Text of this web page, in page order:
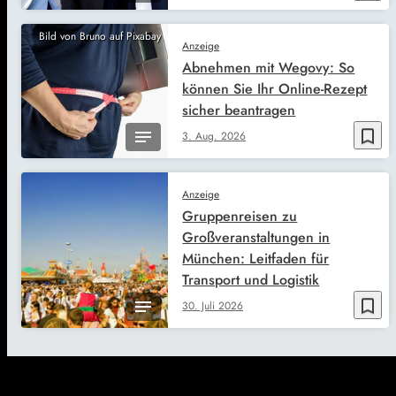
Bild von Bruno auf Pixabay
bookmark_border
Anzeige
3. Aug. 2026
Abnehmen mit Wegovy: So
können Sie Ihr Online-Rezept
sicher beantragen
bookmark_border
Anzeige
30. Juli 2026
Gruppenreisen zu
Großveranstaltungen in
München: Leitfaden für
Transport und Logistik